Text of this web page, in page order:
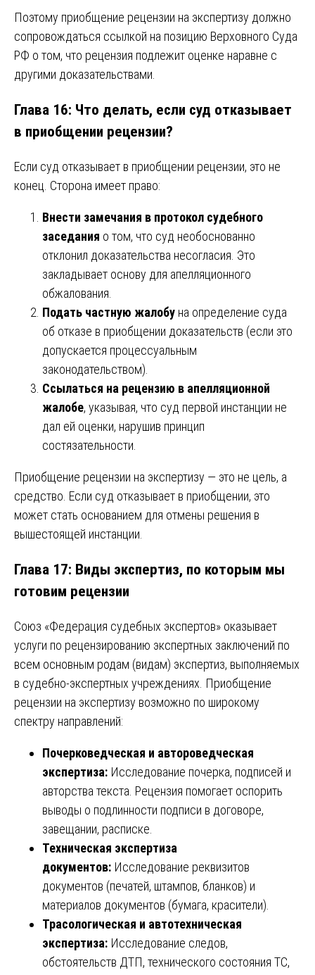
Поэтому приобщение рецензии на экспертизу должно
сопровождаться ссылкой на позицию Верховного Суда
РФ о том, что рецензия подлежит оценке наравне с
другими доказательствами.
Глава 16: Что делать, если суд отказывает
в приобщении рецензии?
Если суд отказывает в приобщении рецензии, это не
конец. Сторона имеет право:
Внести замечания в протокол судебного
заседания о том, что суд необоснованно
отклонил доказательства несогласия. Это
закладывает основу для апелляционного
обжалования.
Подать частную жалобу на определение суда
об отказе в приобщении доказательств (если это
допускается процессуальным
законодательством).
Ссылаться на рецензию в апелляционной
жалобе, указывая, что суд первой инстанции не
дал ей оценки, нарушив принцип
состязательности.
Приобщение рецензии на экспертизу — это не цель, а
средство. Если суд отказывает в приобщении, это
может стать основанием для отмены решения в
вышестоящей инстанции.
Глава 17: Виды экспертиз, по которым мы
готовим рецензии
Союз «Федерация судебных экспертов» оказывает
услуги по рецензированию экспертных заключений по
всем основным родам (видам) экспертиз, выполняемых
в судебно-экспертных учреждениях. Приобщение
рецензии на экспертизу возможно по широкому
спектру направлений:
Почерковедческая и автороведческая
экспертиза: Исследование почерка, подписей и
авторства текста. Рецензия помогает оспорить
выводы о подлинности подписи в договоре,
завещании, расписке.
Техническая экспертиза
документов: Исследование реквизитов
документов (печатей, штампов, бланков) и
материалов документов (бумага, красители).
Трасологическая и автотехническая
экспертиза: Исследование следов,
обстоятельств ДТП, технического состояния ТС,